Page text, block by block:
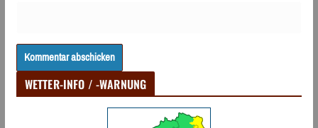
WETTER-INFO / -WARNUNG